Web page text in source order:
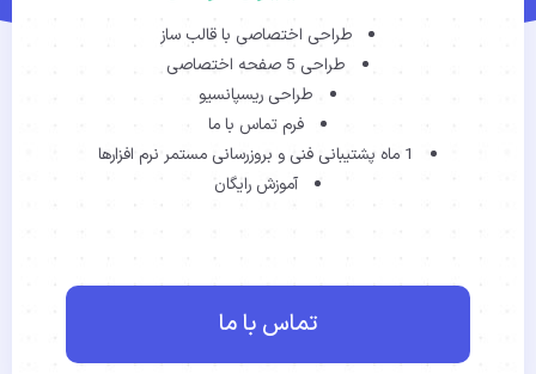
طراحی اختصاصی با قالب ساز
طراحی 5 صفحه اختصاصی
طراحی ریسپانسیو
فرم تماس با ما
1 ماه پشتیبانی فنی و بروزرسانی مستمر نرم افزارها
آموزش رایگان
تماس با ما